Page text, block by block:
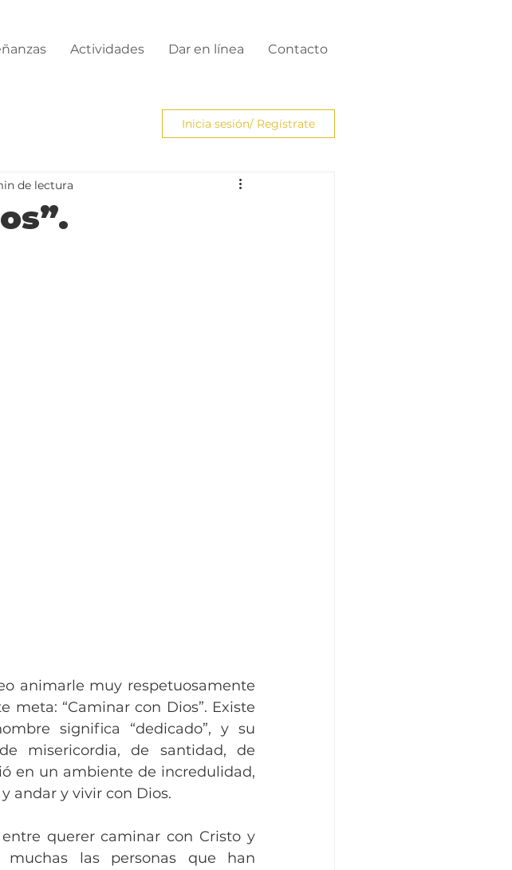
Actividades Dar en línea Contacto
Inicia sesión/ Regístrate
de lectura
animarle muy respetuosamente
“Caminar con Dios”. Existe
significa “dedicado”, y su
misericordia, de santidad, de
en un ambiente de incredulidad,
andar y vivir con Dios.
querer caminar con Cristo y
las personas que han